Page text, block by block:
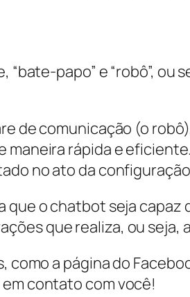
papo” e “robô”,
de comunicação (o
rápida e
no ato da
o chatbot seja capaz
que realiza, ou seja,
a página do
contato com você!